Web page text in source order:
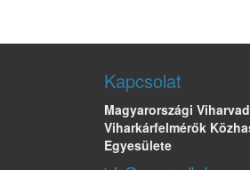
Kapcsolat
Magyarországi
Viharkárfelmérők
Egyesülete